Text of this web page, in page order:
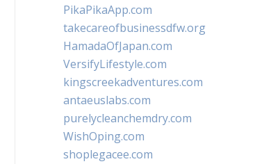
PikaPikaApp.com
takecareofbusinessdfw.org
HamadaOfJapan.com
VersifyLifestyle.com
kingscreekadventures.com
antaeuslabs.com
purelycleanchemdry.com
WishOping.com
shoplegacee.com